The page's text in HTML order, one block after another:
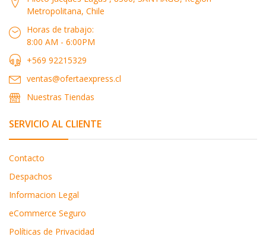
Metropolitana, Chile
Horas de trabajo:
8:00 AM - 6:00PM
+569 92215329
ventas@ofertaexpress.cl
Nuestras Tiendas
SERVICIO AL CLIENTE
Contacto
Despachos
Informacion Legal
eCommerce Seguro
Políticas de Privacidad